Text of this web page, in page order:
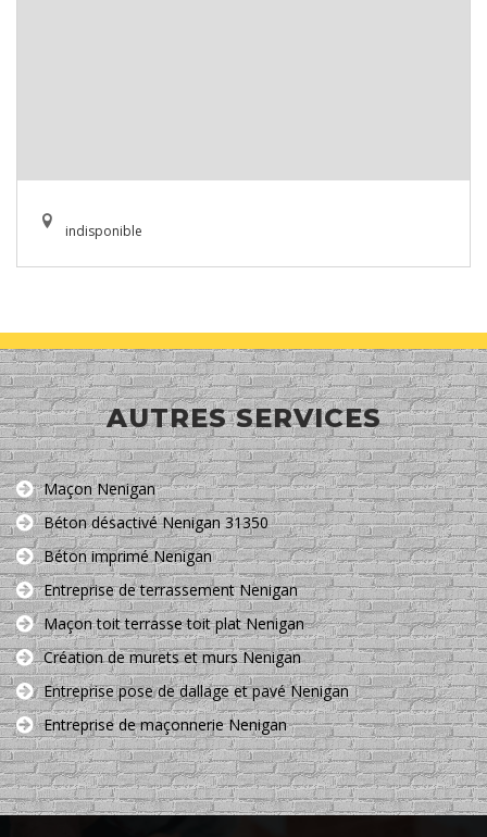
indisponible
AUTRES SERVICES
Maçon Nenigan
Béton désactivé Nenigan 31350
Béton imprimé Nenigan
Entreprise de terrassement Nenigan
Maçon toit terrasse toit plat Nenigan
Création de murets et murs Nenigan
Entreprise pose de dallage et pavé Nenigan
Entreprise de maçonnerie Nenigan